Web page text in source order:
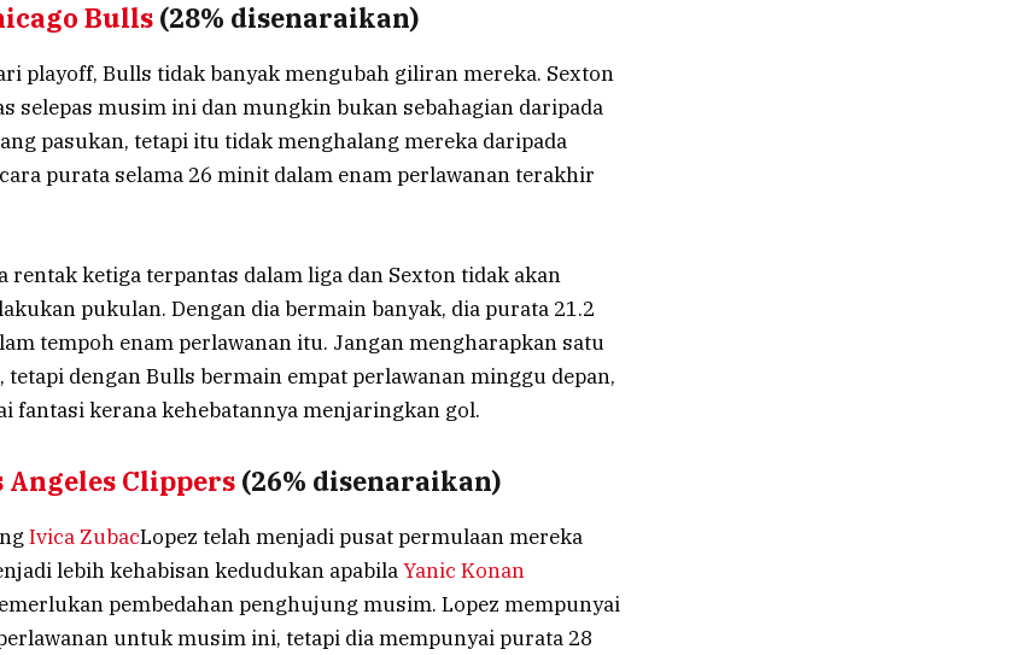
Bulls (28% disenaraikan)
playoff, Bulls tidak banyak mengubah giliran mereka. Sexton
selepas musim ini dan mungkin bukan sebahagian daripada
pasukan, tetapi itu tidak menghalang mereka daripada
purata selama 26 minit dalam enam perlawanan terakhir
rentak ketiga terpantas dalam liga dan Sexton tidak akan
pukulan. Dengan dia bermain banyak, dia purata 21.2
tempoh enam perlawanan itu. Jangan mengharapkan satu
tetapi dengan Bulls bermain empat perlawanan minggu depan,
fantasi kerana kehebatannya menjaringkan gol.
Angeles Clippers (26% disenaraikan)
Ivica ZubacLopez telah menjadi pusat permulaan mereka
lebih kehabisan kedudukan apabilaYanic Konan
pembedahan penghujung musim. Lopez mempunyai
untuk musim ini, tetapi dia mempunyai purata 28